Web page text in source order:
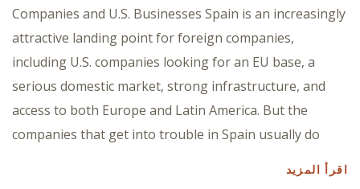
Companies and U.S. Businesses Spain is an increasingly
attractive landing point for foreign companies,
including U.S. companies looking for an EU base, a
serious domestic market, strong infrastructure, and
access to both Europe and Latin America. But the
companies that get into trouble in Spain usually do
اقرأ المزيد